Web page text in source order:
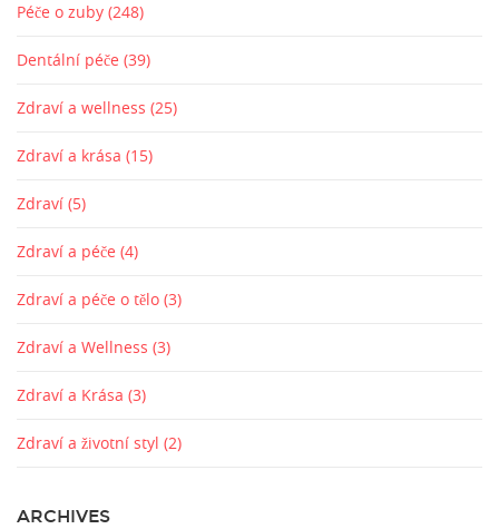
Péče o zuby (248)
Dentální péče (39)
Zdraví a wellness (25)
Zdraví a krása (15)
Zdraví (5)
Zdraví a péče (4)
Zdraví a péče o tělo (3)
Zdraví a Wellness (3)
Zdraví a Krása (3)
Zdraví a životní styl (2)
ARCHIVES